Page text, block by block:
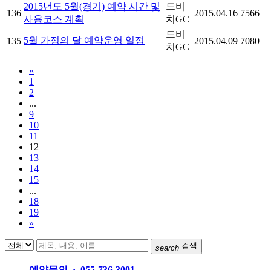
136
2015년도 5월(경기) 예약 시간 및
사용코스 계획
드비
치GC
2015.04.16 7566
135 5월 가정의 달 예약운영 일정
드비
치GC
2015.04.09 7080
«
1
2
...
9
10
11
12
13
14
15
...
18
19
»
search 검색